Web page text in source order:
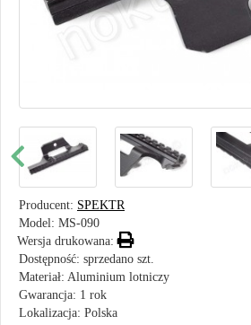
Producent: SPEKTR
Model: MS-090
Wersja drukowana:
Dostępność: sprzedano szt.
Materiał: Aluminium lotniczy
Gwarancja: 1 rok
Lokalizacja: Polska